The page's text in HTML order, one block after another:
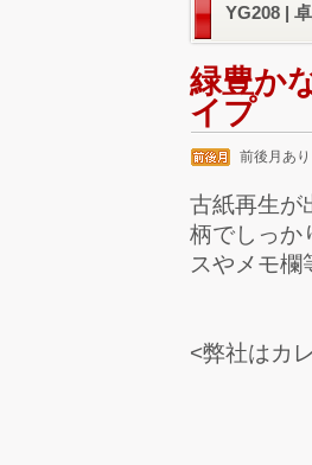
YG208 |
緑豊か
イプ
前後月あり
古紙再生が
柄でしっか
スやメモ
<弊社はカ